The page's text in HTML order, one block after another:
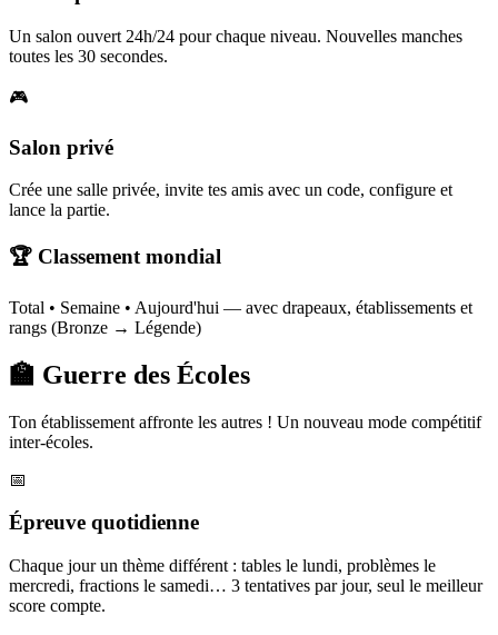
Un salon ouvert 24h/24 pour chaque niveau. Nouvelles manches
toutes les 30 secondes.
🎮
Salon privé
Crée une salle privée, invite tes amis avec un code, configure et
lance la partie.
🏆 Classement mondial
Total • Semaine • Aujourd'hui — avec drapeaux, établissements et
rangs (Bronze → Légende)
🏫 Guerre des Écoles
Ton établissement affronte les autres ! Un nouveau mode compétitif
inter-écoles.
📅
Épreuve quotidienne
Chaque jour un thème différent : tables le lundi, problèmes le
mercredi, fractions le samedi… 3 tentatives par jour, seul le meilleur
score compte.